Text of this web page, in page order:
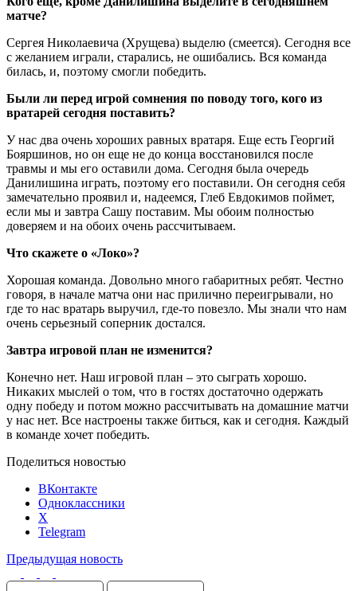
матче?
Сергея Николаевича (Хрущева) выделю (смеется). Сегодня все
с желанием играли, старались, не ошибались. Вся команда
билась, и, поэтому смогли победить.
Были ли перед игрой сомнения по поводу того, кого из
вратарей сегодня поставить?
У нас два очень хороших равных вратаря. Еще есть Георгий
Бояршинов, но он еще не до конца восстановился после
травмы и мы его оставили дома. Сегодня была очередь
Данилишина играть, поэтому его поставили. Он сегодня себя
замечательно проявил и, надеемся, Глеб Евдокимов поймет,
если мы и завтра Сашу поставим. Мы обоим полностью
доверяем и на обоих очень рассчитываем.
Что скажете о «Локо»?
Хорошая команда. Довольно много габаритных ребят. Честно
говоря, в начале матча они нас прилично переигрывали, но
где то нас вратарь выручил, где-то повезло. Мы знали что нам
очень серьезный соперник достался.
Завтра игровой план не изменится?
Конечно нет. Наш игровой план – это сыграть хорошо.
Никаких мыслей о том, что в гостях достаточно одержать
одну победу и потом можно рассчитывать на домашние матчи
у нас нет. Все настроены также биться, как и сегодня. Каждый
в команде хочет победить.
Поделиться новостью
ВКонтакте
Одноклассники
X
Telegram
Предыдущая новость